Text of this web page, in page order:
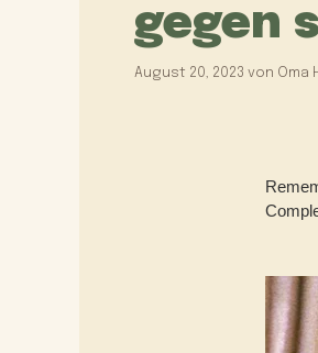
gegen
August 20, 2023 von Oma